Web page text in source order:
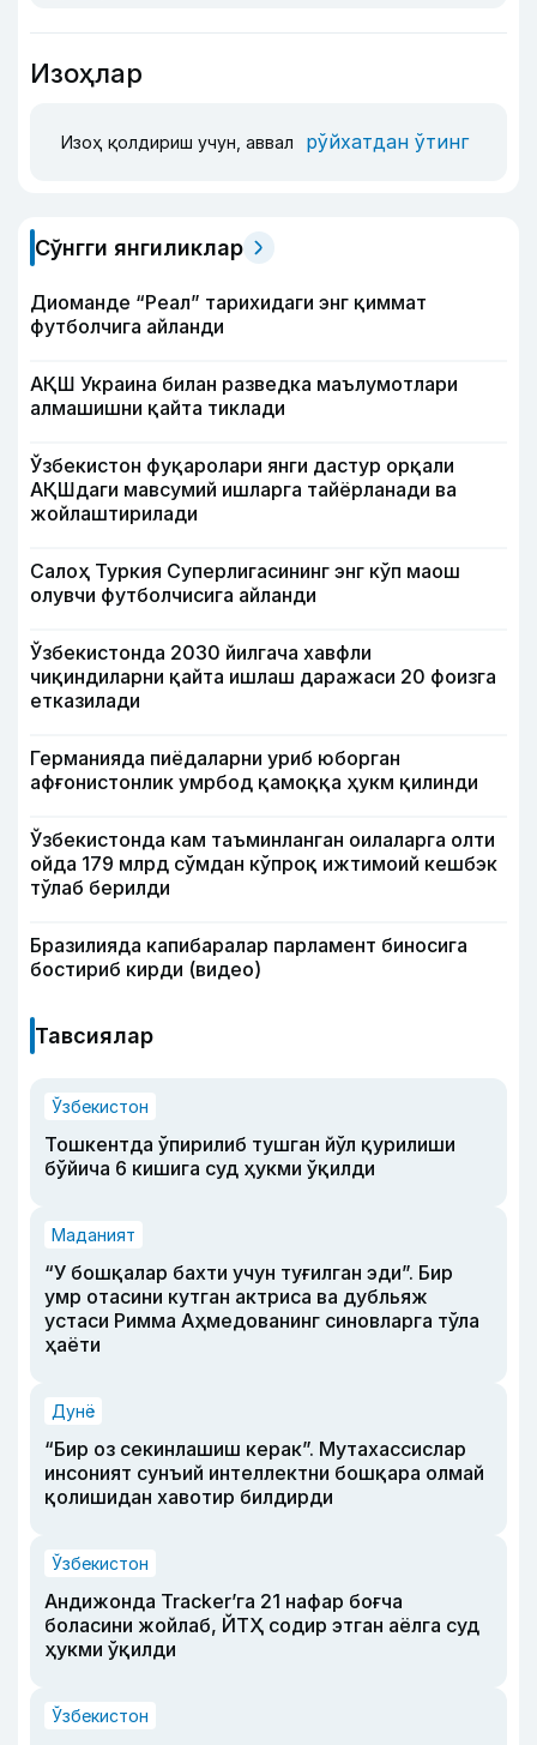
Изоҳлар
Изоҳ қолдириш учун, аввал рўйхатдан ўтинг
Сўнгги янгиликлар
Диоманде “Реал” тарихидаги энг қиммат
футболчига айланди
АҚШ Украина билан разведка маълумотлари
алмашишни қайта тиклади
Ўзбекистон фуқаролари янги дастур орқали
АҚШдаги мавсумий ишларга тайёрланади ва
жойлаштирилади
Салоҳ Туркия Суперлигасининг энг кўп маош
олувчи футболчисига айланди
Ўзбекистонда 2030 йилгача хавфли
чиқиндиларни қайта ишлаш даражаси 20 фоизга
етказилади
Германияда пиёдаларни уриб юборган
афғонистонлик умрбод қамоққа ҳукм қилинди
Ўзбекистонда кам таъминланган оилаларга олти
ойда 179 млрд сўмдан кўпроқ ижтимоий кешбэк
тўлаб берилди
Бразилияда капибаралар парламент биносига
бостириб кирди (видео)
Тавсиялар
Ўзбекистон
Тошкентда ўпирилиб тушган йўл қурилиши
бўйича 6 кишига суд ҳукми ўқилди
Маданият
“У бошқалар бахти учун туғилган эди”. Бир
умр отасини кутган актриса ва дубльяж
устаси Римма Аҳмедованинг синовларга тўла
ҳаёти
Дунё
“Бир оз секинлашиш керак”. Мутахассислар
инсоният сунъий интеллектни бошқара олмай
қолишидан хавотир билдирди
Ўзбекистон
Андижонда Tracker’га 21 нафар боғча
боласини жойлаб, ЙТҲ содир этган аёлга суд
ҳукми ўқилди
Ўзбекистон